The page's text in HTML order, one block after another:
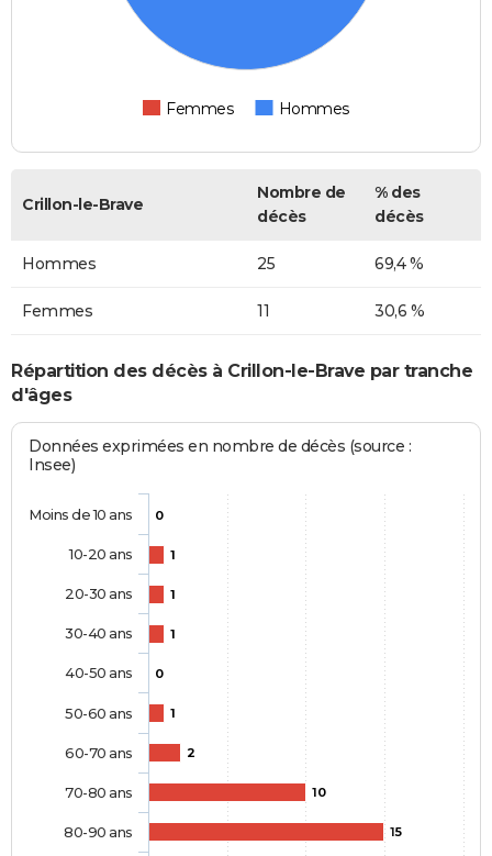
Femmes Hommes
Crillon-le-Brave
Nombre de
décès
% des
décès
Hommes 25 69,4 %
Femmes 11 30,6 %
Répartition des décès à Crillon-le-Brave par tranche
d'âges
Données exprimées en nombre de décès (source :
Insee)
0
1
1
1
0
1
2
10
15
Moins de 10 ans
10-20 ans
20-30 ans
30-40 ans
40-50 ans
50-60 ans
60-70 ans
70-80 ans
80-90 ans